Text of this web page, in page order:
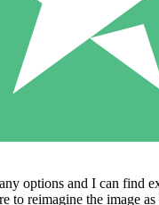
options and I can find
to reimagine the image